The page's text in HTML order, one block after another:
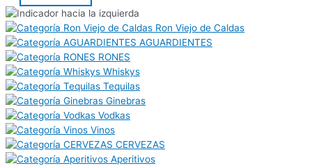
Ron Viejo de Caldas
AGUARDIENTES
RONES
Whiskys
Tequilas
Ginebras
Vodkas
Vinos
CERVEZAS
Aperitivos